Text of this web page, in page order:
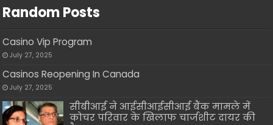
Random Posts
Casino Vip Program
July 27, 2025
Casinos Reopening In Canada
July 27, 2025
सीबीआई ने आईसीआईसीआई बैंक मामले में
कोचर परिवार के खिलाफ चार्जशीट दायर की